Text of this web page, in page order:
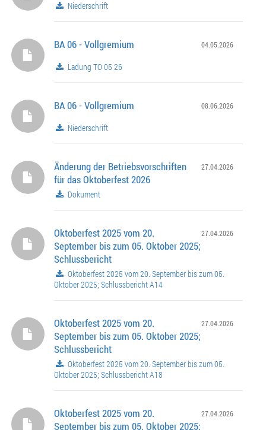
Niederschrift
04.05.2026
BA 06 - Vollgremium
Ladung TO 05 26
08.06.2026
BA 06 - Vollgremium
Niederschrift
27.04.2026
Änderung der Betriebsvorschriften
für das Oktoberfest 2026
Dokument
27.04.2026
Oktoberfest 2025 vom 20.
September bis zum 05. Oktober 2025;
Schlussbericht
Oktoberfest 2025 vom 20. September bis zum 05.
Oktober 2025; Schlussbericht A14
27.04.2026
Oktoberfest 2025 vom 20.
September bis zum 05. Oktober 2025;
Schlussbericht
Oktoberfest 2025 vom 20. September bis zum 05.
Oktober 2025; Schlussbericht A18
27.04.2026
Oktoberfest 2025 vom 20.
September bis zum 05. Oktober 2025;